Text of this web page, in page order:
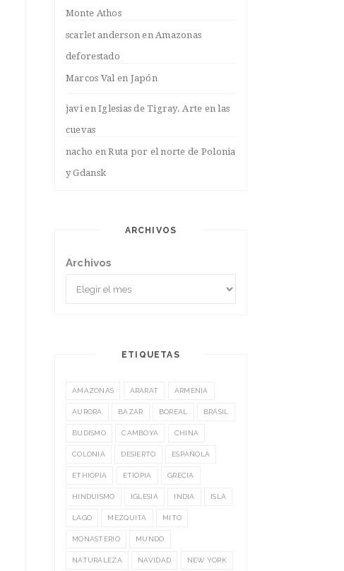
Monte Athos
scarlet anderson enAmazonas
deforestado
Marcos Valen Japón
javienIglesias de Tigray. Arte en las
cuevas
nacho enRuta por el norte de Polonia
y Gdansk
ARCHIVOS
Archivos
ETIQUETAS
AMAZONAS ARARAT ARMENIA
AURORA BAZAR BOREAL BRASIL
BUDISMO CAMBOYA CHINA
COLONIA DESIERTO ESPAÑOLA
ETHIOPIA ETIOPIA GRECIA
HINDUISMO IGLESIA INDIA ISLA
LAGO MEZQUITA MITO
MONASTERIO MUNDO
NATURALEZA NAVIDAD NEW YORK